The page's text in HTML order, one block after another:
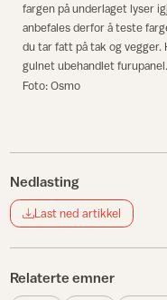
fargen på underlaget lyser
anbefales derfor å teste
du tar fatt på tak og vegger.
gulnet ubehandlet furupanel.
Foto: Osmo
Nedlasting
Last ned artikkel
Relaterte emner